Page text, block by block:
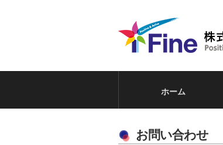
ホーム
お問い合わせ